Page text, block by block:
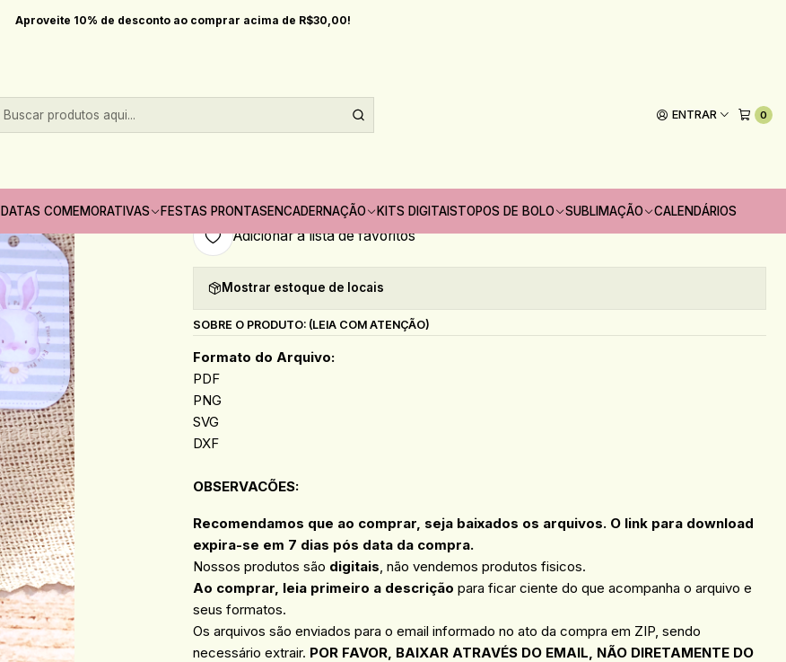
ENTRAR 0
DATAS COMEMORATIVAS FESTAS PRONTASENCADERNAÇÃO KITS DIGITAISTOPOS DE BOLO SUBLIMAÇÃO CALENDÁRIOS
Aproveite 10% de desconto ao comprar acima de R$30,00!
Início Datas comemorativas Pascoa Arquivo Páscoa Tags
Arquivo Páscoa Tags
Adicionar à lista de favoritos
Mostrar estoque de locais
SOBRE O PRODUTO: (LEIA COM ATENÇÃO)
Formato do Arquivo:
PDF
PNG
SVG
DXF
OBSERVACÕES:
Recomendamos que ao comprar, seja baixados os arquivos. O link para download
expira-se em 7 dias pós data da compra.
Nossos produtos são digitais , não vendemos produtos fisicos.
Ao comprar, leia primeiro a descrição para ficar ciente do que acompanha o arquivo e
seus formatos.
Os arquivos são enviados para o email informado no ato da compra em ZIP, sendo
necessário extrair. POR FAVOR, BAIXAR ATRAVÉS DO EMAIL, NÃO DIRETAMENTE DO